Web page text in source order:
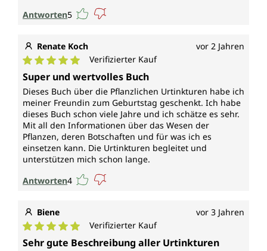
Antworten5
Renate Koch vor 2 Jahren
Durchschnittliche Bewertung von 5 von 5 Sternen
Verifizierter Kauf
Super und wertvolles Buch
Dieses Buch über die Pflanzlichen Urtinkturen habe ich
meiner Freundin zum Geburtstag geschenkt. Ich habe
dieses Buch schon viele Jahre und ich schätze es sehr.
Mit all den Informationen über das Wesen der
Pflanzen, deren Botschaften und für was ich es
einsetzen kann. Die Urtinkturen begleitet und
unterstützen mich schon lange.
Antworten4
Biene vor 3 Jahren
Durchschnittliche Bewertung von 5 von 5 Sternen
Verifizierter Kauf
Sehr gute Beschreibung aller Urtinkturen